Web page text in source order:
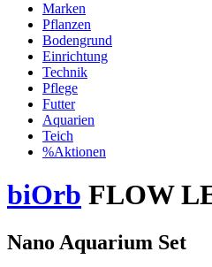
Marken
Pflanzen
Bodengrund
Einrichtung
Technik
Pflege
Futter
Aquarien
Teich
%Aktionen
biOrb FLOW
Nano Aquarium Set